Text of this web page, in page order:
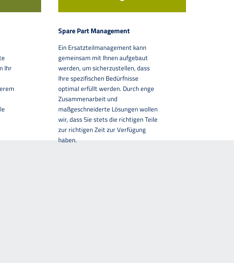
Ihr
Spare Part Management
Ein Ersatzteilmanagement kann
gemeinsam mit Ihnen aufgebaut
werden, um sicherzustellen, dass
Ihre spezifischen Bedürfnisse
optimal erfüllt werden. Durch enge
Zusammenarbeit und
maßgeschneiderte Lösungen wollen
wir, dass Sie stets die richtigen Teile
zur richtigen Zeit zur Verfügung
haben.